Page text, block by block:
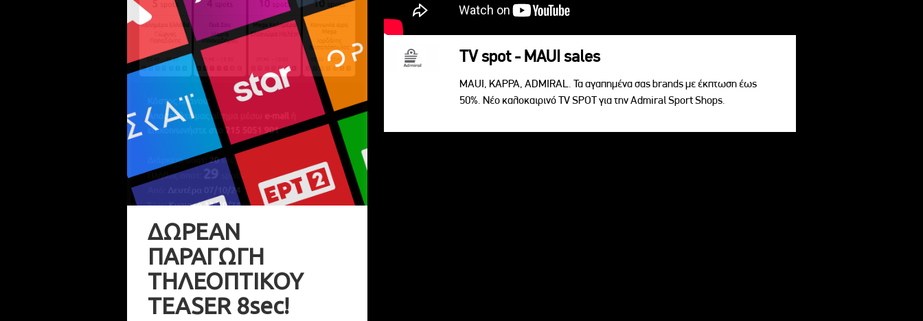
ΔΩΡΕΑΝ
ΠΑΡΑΓΩΓΗ
ΤΗΛΕΟΠΤΙΚΟΥ
TEASER 8sec!
TV spot - MAUI sales
MAUI, KAPPA, ADMIRAL. Τα αγαπημένα σας brands με έκπτωση έως
50%. Νέο καλοκαιρινό TV SPOT για την Admiral Sport Shops.